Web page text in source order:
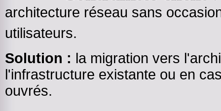
architecture réseau sans
utilisateurs.
Solution : la migration vers
l'infrastructure existante ou en
ouvrés.